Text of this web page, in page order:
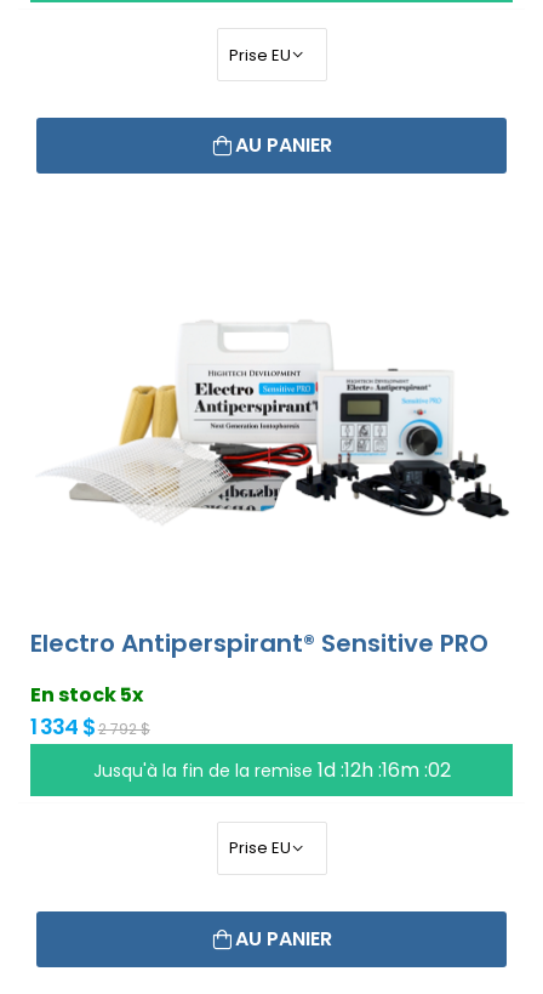
AU PANIER
Electro Antiperspirant® Sensitive PRO
En stock 5x
1 334 $2 792 $
Jusqu'à la fin de la remise1d :12h :16m :01
AU PANIER